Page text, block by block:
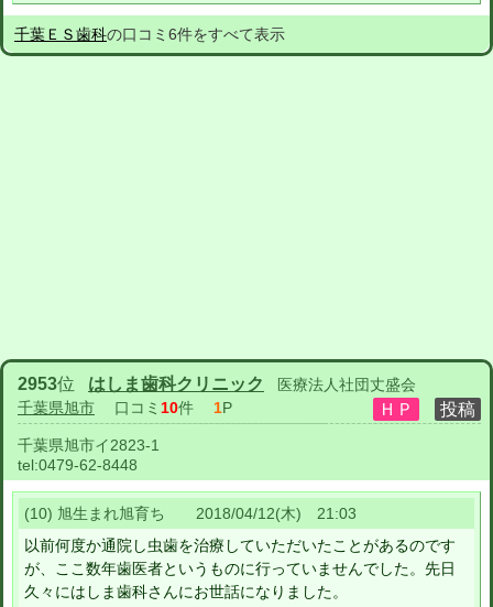
千葉ＥＳ歯科の口コミ6件をすべて表示
2953位 はしま歯科クリニック
医療法人社団丈盛会
千葉県旭市 口コミ 10件 1P
千葉県旭市イ2823-1
tel:0479-62-8448
(10) 旭生まれ旭育ち 2018/04/12(木) 21:03
以前何度か通院し虫歯を治療していただいたことがあるのです
が、ここ数年歯医者というものに行っていませんでした。先日
久々にはしま歯科さんにお世話になりました。